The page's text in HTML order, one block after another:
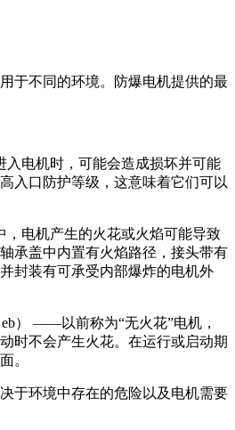
于不同的环境。防爆电机提供的最
入电机时，可能会造成损坏并可能
入口防护等级，这意味着它们可以
，电机产生的火花或火焰可能导致
承盖中内置有火焰路径，接头带有
封装有可承受内部爆炸的电机外
） ——以前称为“无火花”电机，
时不会产生火花。在运行或启动期
。
于环境中存在的危险以及电机需要